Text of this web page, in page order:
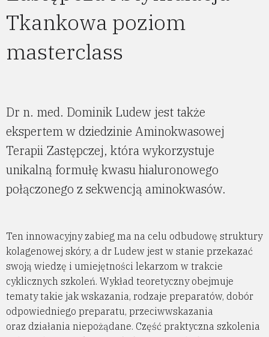
Tkankowa poziom
masterclass
Dr n. med. Dominik Ludew jest także
ekspertem w dziedzinie Aminokwasowej
Terapii Zastępczej, która wykorzystuje
unikalną formułę kwasu hialuronowego
połączonego z sekwencją aminokwasów.
Ten innowacyjny zabieg ma na celu odbudowę struktury
kolagenowej skóry, a dr Ludew jest w stanie przekazać
swoją wiedzę i umiejętności lekarzom w trakcie
cyklicznych szkoleń. Wykład teoretyczny obejmuje
tematy takie jak wskazania, rodzaje preparatów, dobór
odpowiedniego preparatu, przeciwwskazania
oraz działania niepożądane. Część praktyczna szkolenia